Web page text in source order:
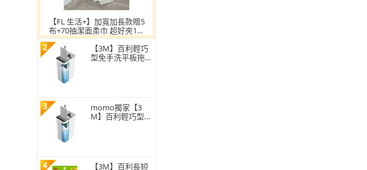
【FL 生活+】加寬加長款贈5
布+70抽潔面柔巾 超好夾1秒
換布洗臉巾環保拖把
2
【3M】百利輕巧
型免手洗平板拖把
3
momo獨家【3
M】百利輕巧型免
4
【3M】百利長短